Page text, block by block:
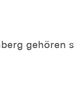
gehören